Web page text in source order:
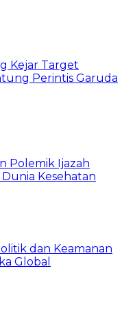
Kejar Target
Perintis Garuda
Polemik Ijazah
Kesehatan
dan Keamanan
Global